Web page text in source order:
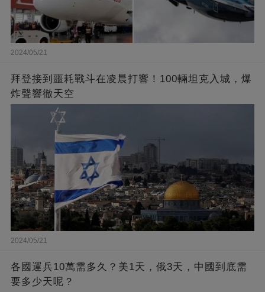
2024/05/21
拜登接到噩耗戰斗在凌晨打響！100輛坦克入城，爆
炸聲響徹天空
2024/05/21
各國運兵10萬需多久？美1天，俄3天，中國到底需
要多少天呢？